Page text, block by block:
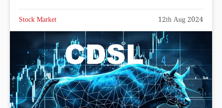
Stock Market 12th Aug 2024